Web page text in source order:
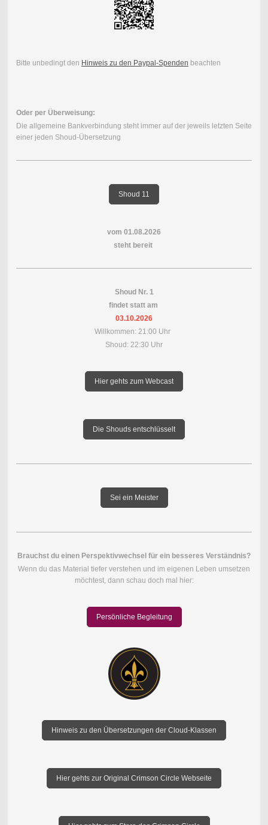
Bitte unbedingt den Hinweis zu den Paypal-Spenden beachten
Oder per Überweisung:
Die allgemeine Bankverbindung steht immer auf der jeweils letzten Seite
einer jeden Shoud-Übersetzung
Shoud 11
vom 01.08.2026
steht bereit
Shoud Nr. 1
findet statt am
03.10.2026
Willkommen: 21:00 Uhr
Shoud: 22:30 Uhr
Hier gehts zum Webcast
Die Shouds entschlüsselt
Sei ein Meister
Brauchst du einen Perspektivwechsel für ein besseres Verständnis?
Wenn du das Material tiefer verstehen und im eigenen Leben umsetzen
möchtest, dann schau doch mal hier:
Persönliche Begleitung
Hinweis zu den Übersetzungen der Cloud-Klassen
Hier gehts zur Original Crimson Circle Webseite